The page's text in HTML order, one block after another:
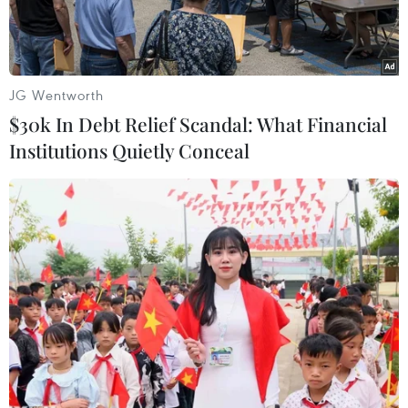
12,1%.
Người dân mua thực phẩm tại chợ ở Jakarta của Indonesia.
(Ảnh: AFP/TTXVN)
Theo số liệu công bố ngày 15/5 của công ty dữ
liệu Refinitiv Eikon, Indonesia đã ghi nhận
JG Wentworth
$30k In Debt Relief Scandal: What Financial
Institutions Quietly Conceal